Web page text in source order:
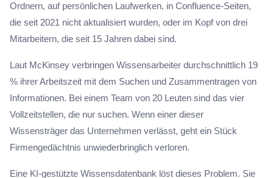
Ordnern, auf persönlichen Laufwerken, in Confluence-Seiten,
die seit 2021 nicht aktualisiert wurden, oder im Kopf von drei
Mitarbeitern, die seit 15 Jahren dabei sind.
Laut McKinsey verbringen Wissensarbeiter durchschnittlich 19
% ihrer Arbeitszeit mit dem Suchen und Zusammentragen von
Informationen. Bei einem Team von 20 Leuten sind das vier
Vollzeitstellen, die nur suchen. Wenn einer dieser
Wissensträger das Unternehmen verlässt, geht ein Stück
Firmengedächtnis unwiederbringlich verloren.
Eine KI-gestützte Wissensdatenbank löst dieses Problem. Sie